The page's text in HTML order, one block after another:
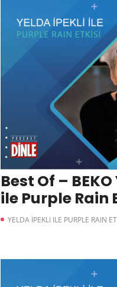
Best Of –
ile Purple Rain
YELDA İPEKLI ILE PURPLE RAIN